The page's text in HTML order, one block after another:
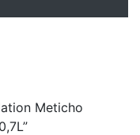
Meticho